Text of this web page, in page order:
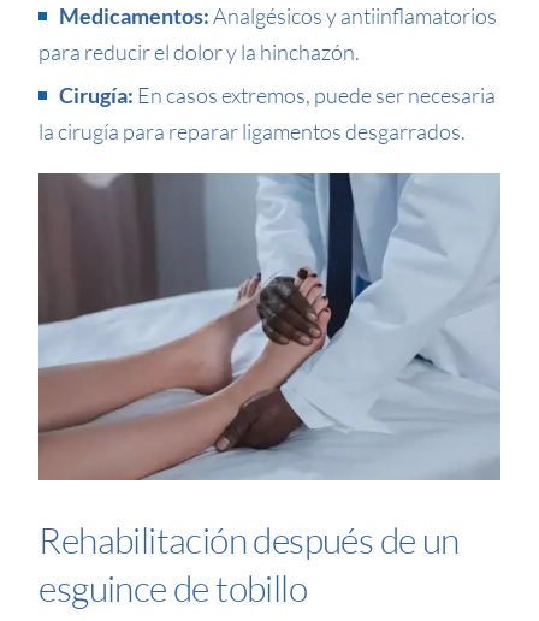
Medicamentos:Analgésicos y antiinflamatorios
para reducir el dolor y la hinchazón.
Cirugía: En casos extremos, puede ser necesaria
la cirugía para reparar ligamentos desgarrados.
Rehabilitación después de un
esguince de tobillo